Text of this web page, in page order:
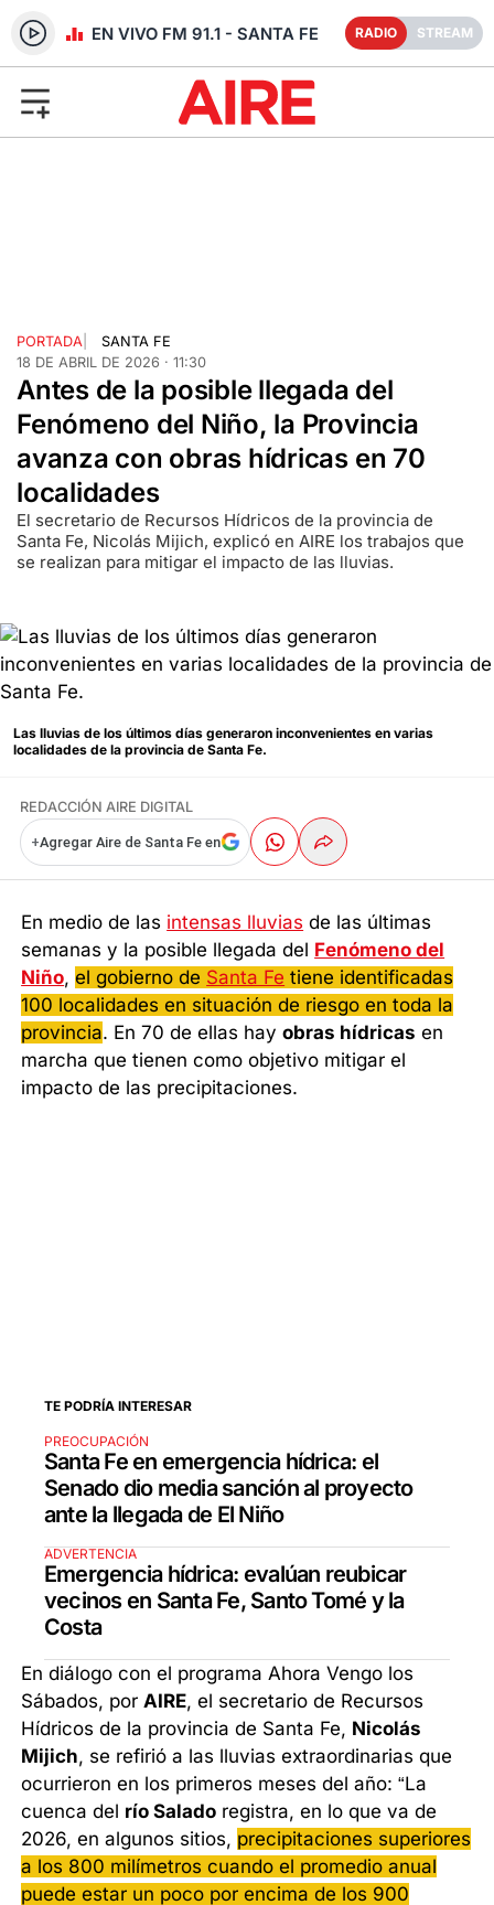
RADIO EN VIVO FM 91.1 - SANTA FE RADIO STREAM
PORTADA
SANTA FE
18 DE ABRIL DE 2026 · 11:30
Antes de la posible llegada del
Fenómeno del Niño, la Provincia
avanza con obras hídricas en 70
localidades
El secretario de Recursos Hídricos de la provincia de
Santa Fe, Nicolás Mijich, explicó en AIRE los trabajos que
se realizan para mitigar el impacto de las lluvias.
Las lluvias de los últimos días generaron inconvenientes en varias
localidades de la provincia de Santa Fe.
REDACCIÓN AIRE DIGITAL
+Agregar Aire de Santa Fe en
En medio de las intensas lluvias de las últimas
semanas y la posible llegada del Fenómeno del
Niño,el gobierno de Santa Fe tiene identificadas
100 localidades en situación de riesgo en toda la
provincia. En 70 de ellas hayobras hídricas en
marcha que tienen como objetivo mitigar el
impacto de las precipitaciones.
TE PODRÍA INTERESAR
PREOCUPACIÓN
Santa Fe en emergencia hídrica: el
Senado dio media sanción al proyecto
ante la llegada de El Niño
ADVERTENCIA
Emergencia hídrica: evalúan reubicar
vecinos en Santa Fe, Santo Tomé y la
Costa
En diálogo con el programa Ahora Vengo los
Sábados, por AIRE, el secretario de Recursos
Hídricos de la provincia de Santa Fe, Nicolás
Mijich, se refirió a las lluvias extraordinarias que
ocurrieron en los primeros meses del año: “La
cuenca del río Salado registra, en lo que va de
2026, en algunos sitios, precipitaciones superiores
a los 800 milímetros cuando el promedio anual
puede estar un poco por encima de los 900